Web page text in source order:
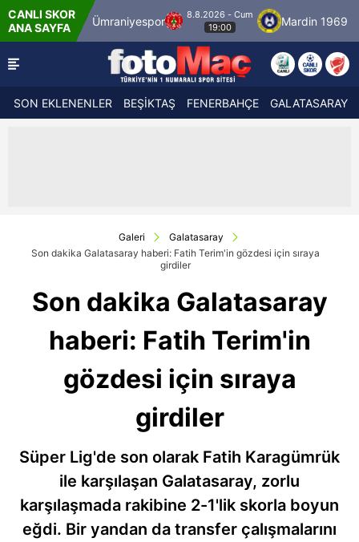
CANLI SKOR
ANA SAYFAÜmraniyespor
8.8.2026 - Cum
19:00
Mardin 1969 Spor
SON EKLENENLER BEŞİKTAŞ FENERBAHÇE GALATASARAY
Galeri
Galatasaray
Son dakika Galatasaray haberi: Fatih Terim'in gözdesi için sıraya
girdiler
Son dakika Galatasaray
haberi: Fatih Terim'in
gözdesi için sıraya
girdiler
Süper Lig'de son olarak Fatih Karagümrük
ile karşılaşan Galatasaray, zorlu
karşılaşmada rakibine 2-1'lik skorla boyun
eğdi. Bir yandan da transfer çalışmalarını